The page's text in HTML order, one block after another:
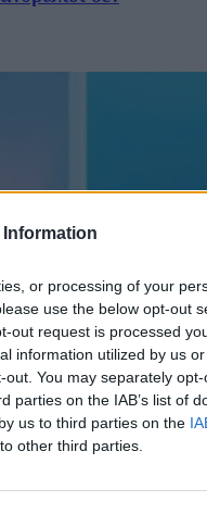
Information
or processing of your
use the below opt-out
out request is processed
information utilized by us
You may separately
parties on the IAB’s list of
us to third parties on the
other third parties.